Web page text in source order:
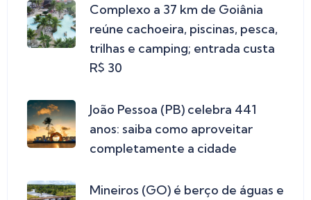
Complexo a 37 km de Goiânia
reúne cachoeira, piscinas, pesca,
trilhas e camping; entrada custa
R$ 30
João Pessoa (PB) celebra 441
anos: saiba como aproveitar
completamente a cidade
Mineiros (GO) é berço de águas e